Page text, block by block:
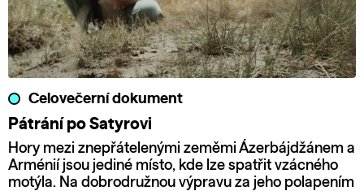
Celovečerní dokument
Pátrání po Satyrovi
Hory mezi znepřátelenými zeměmi Ázerbájdžánem a
Arménií jsou jediné místo, kde lze spatřit vzácného
motýla. Na dobrodružnou výpravu za jeho polapením